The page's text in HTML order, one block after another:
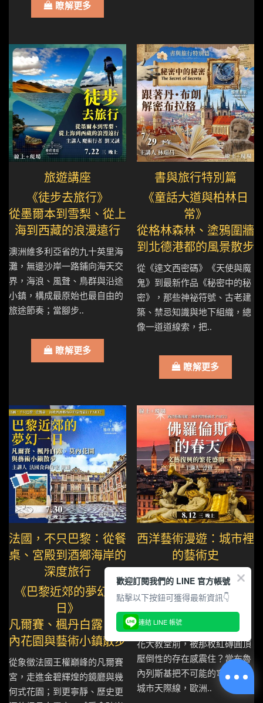
瞭解更多
旅遊講座
《徒步去旅行》
從墨爾本到雪梨、從上
海到西藏的浪漫遠行
澳洲維多利亞省的九十英里海
灘，無邊沙岸一路鋪向海天交
界，海浪、風聲、鳥群與沿途
小鎮，構成最原始也最自由的
旅途節奏；當腳步..
瞭解更多
書與旅行特別篇
《童話大道與柏林日
常》
從格林森林、塗鴉圍牆
到北德港都的風景散步
從《達文西密碼》《天使與魔
鬼》到最新作品《秘密中的秘
密》，那些神祕符號、古老建
築、禁忌知識與地下組織，總
像一道道線索，把..
瞭解更多
法國，不只巴黎：從餐
桌、宮殿到酒鄉海岸的
深度旅行
《巴黎近郊的夢幻一
日》
凡爾賽、楓丹白露、莫
內花園與藝術小鎮散步
從象徵法國王權巔峰的凡爾賽
宮，走進金碧輝煌的鏡廳與幾
何式花園；到更寧靜、歷史更
西洋藝術漫遊：城市裡
的藝術史
《佛羅倫斯的春天》
文藝復興的繁花盛開
你是否曾站在佛羅倫斯聖母百
花大教堂前，被那枚紅磚圓頂
壓倒性的存在感震住？當布魯
內列斯基把不可能的穹頂推上
城市天際線，歐洲..
歡迎訂閱我們的 LINE 官方帳號
點擊以下按鈕可獲得最新資訊👇
連結 LINE 帳號